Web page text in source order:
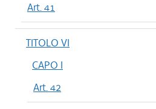
Art. 41
TITOLO VI
CAPO I
Art. 42